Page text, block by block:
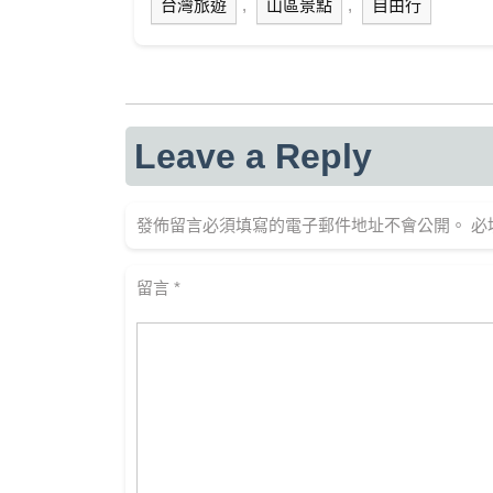
台灣旅遊 , 山區景點 , 自由行
Leave a Reply
發佈留言必須填寫的電子郵件地址不會公開。 必
留言 *